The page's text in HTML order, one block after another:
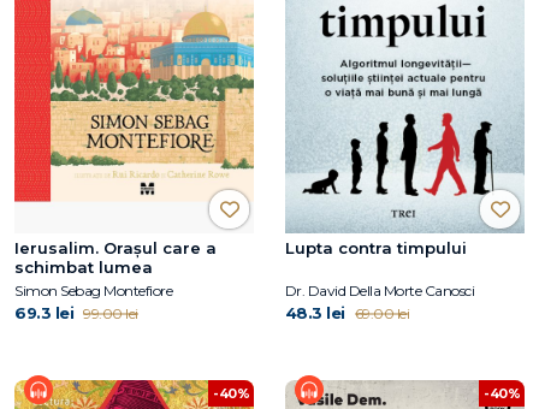
Ierusalim. Orașul care a
schimbat lumea
Simon Sebag Montefiore
69.3 lei 99.00 lei
Lupta contra timpului
Dr. David Della Morte Canosci
48.3 lei 69.00 lei
-40% -40%